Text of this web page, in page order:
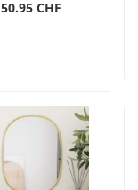
50.95 CHF